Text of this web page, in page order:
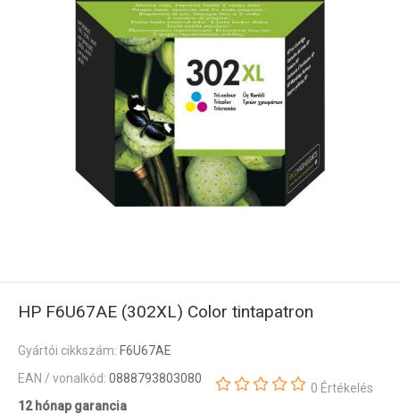
HP F6U67AE (302XL) Color tintapatron
Gyártói cikkszám: F6U67AE
EAN / vonalkód: 0888793803080
12 hónap garancia
0 Értékelés